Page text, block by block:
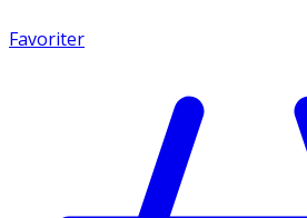
Favoriter